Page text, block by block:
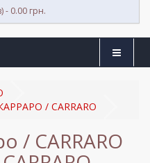
- 0.00 грн.
/ CARRARO
/ CARRARO